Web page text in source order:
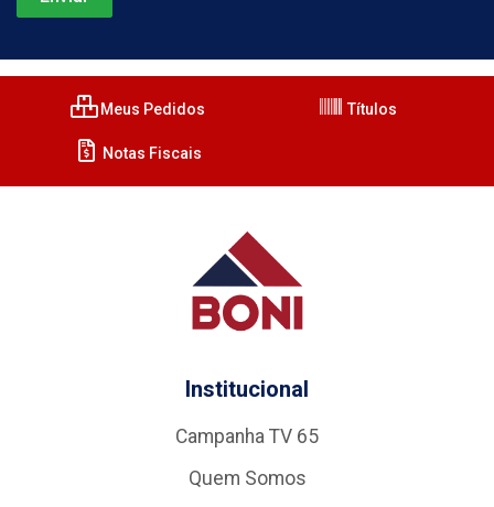
Meus Pedidos Títulos
Notas Fiscais
Institucional
Campanha TV 65
Quem Somos